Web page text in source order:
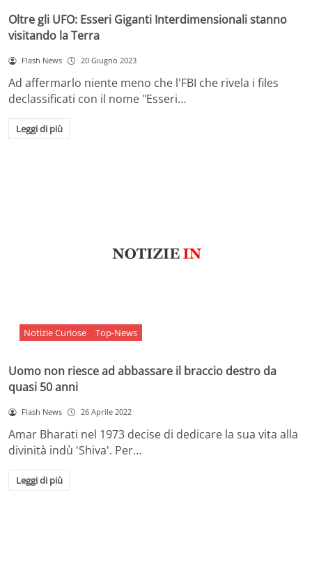
Oltre gli UFO: Esseri Giganti Interdimensionali stanno
visitando la Terra
Flash News 20 Giugno 2023
Ad affermarlo niente meno che l'FBI che rivela i files
declassificati con il nome "Esseri…
Leggi di più
Notizie Curiose Top-News
Uomo non riesce ad abbassare il braccio destro da
quasi 50 anni
Flash News 26 Aprile 2022
Amar Bharati nel 1973 decise di dedicare la sua vita alla
divinità indù 'Shiva'. Per…
Leggi di più